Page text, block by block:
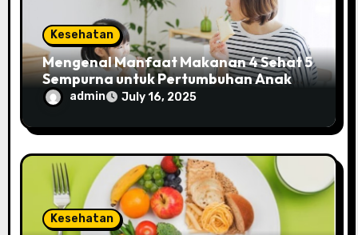
Kesehatan
Mengenal Manfaat Makanan 4 Sehat 5
Sempurna untuk Pertumbuhan Anak
yang Optimal
admin July 16, 2025
Kesehatan